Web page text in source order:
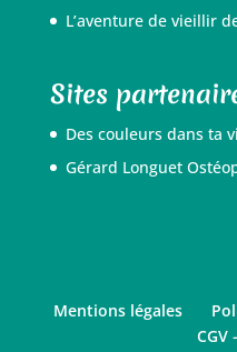
L’aventure de vieillir
Sites
Des couleurs dans ta
Gérard Longuet
Mentions légales
CGV